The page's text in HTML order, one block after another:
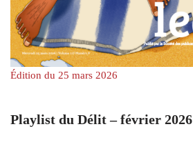
Édition du 25 mars 2026
Playlist du Délit – février 2026